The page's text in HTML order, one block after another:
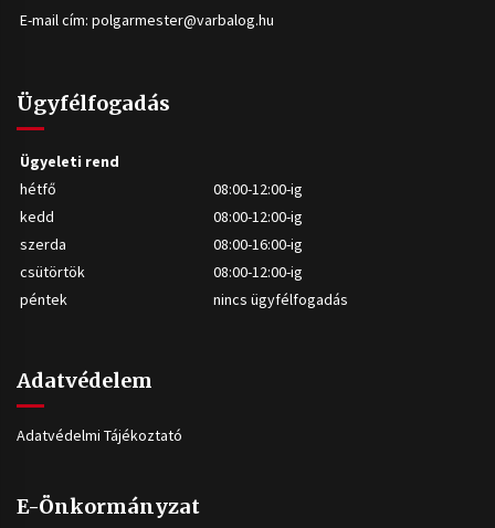
E-mail cím: polgarmester@varbalog.hu
Ügyfélfogadás
Ügyeleti rend
hétfő
08:00-12:00-ig
kedd
08:00-12:00-ig
szerda
08:00-16:00-ig
csütörtök
08:00-12:00-ig
péntek
nincs ügyfélfogadás
Adatvédelem
Adatvédelmi Tájékoztató
E-Önkormányzat